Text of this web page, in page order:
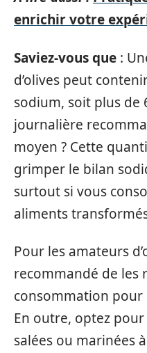
enrichir votre
Saviez-vous que :
d’olives peut
sodium, soit plus de
journalière
moyen ? Cette
grimper le bilan
surtout si vous
aliments
Pour les amateurs
recommandé de les
consommation pour
En outre, optez
salées ou marinées